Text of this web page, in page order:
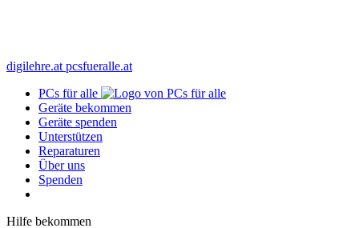
digilehre.at pcsfueralle.at
PCs für alle
Geräte bekommen
Geräte spenden
Unterstützen
Reparaturen
Über uns
Spenden
Hilfe bekommen